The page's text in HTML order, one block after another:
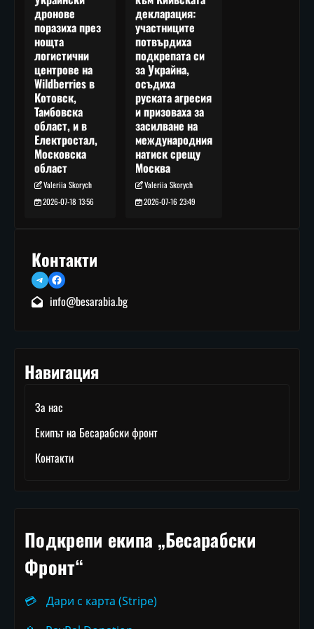
дронове
поразиха през
нощта
логистични
центрове на
Wildberries в
Котовск,
Тамбовска
област, и в
Електростал,
Московска
област
Valeriia Skorych
2026-07-18 13:56
декларация:
участниците
потвърдиха
подкрепата си
за Украйна,
осъдиха
руската агресия
и призоваха за
засилване на
международния
натиск срещу
Москва
Valeriia Skorych
2026-07-16 23:49
Контакти
TelegramFacebook
info@besarabia.bg
Навигация
За нас
Екипът на Бесарабски фронт
Контакти
Подкрепи екипа „Бесарабски
Фронт“
💳
Дари с карта (Stripe)